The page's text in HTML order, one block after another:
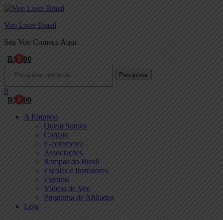
Voo Livre Brasil
Seu Voo Começa Aqui
0
R$ 0,00
Pesquisar
0
0
R$ 0,00
A Empresa
Quem Somos
Contato
E-commerce
Associações
Rampas do Brasil
Escolas e Instrutores
Eventos
Vídeos de Voo
Programa de Afiliados
Loja